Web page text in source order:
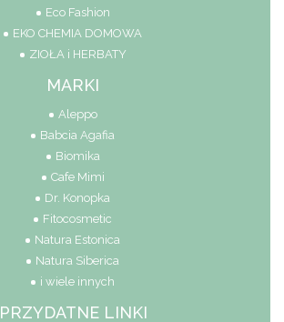
Eco Fashion
EKO CHEMIA DOMOWA
ZIOŁA i HERBATY
MARKI
Aleppo
Babcia Agafia
Biomika
Cafe Mimi
Dr. Konopka
Fitocosmetic
Natura Estonica
Natura Siberica
i wiele innych
PRZYDATNE LINKI